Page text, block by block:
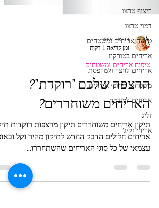
ריצוף טרצו
דמוי טרצו
טיפוח אריחים ומשטחים
אריחים בטורקיז
אריחים לחצר ולמרפסת
משטחים מחופי אריחים
אריחים למשטח
זליג'
אריחי זליג'
רוחמה שרון
זמן קריאה 1 דקות
טיפוח אריחים ומשטחים
הרצפה שלכם "רוקדת"?
האריחים משוחררים?
אריחים חלולים הדבק החדש לתיקון מהיר וקל
עצמאי של כל סוגי האריחים שהשתחררו...